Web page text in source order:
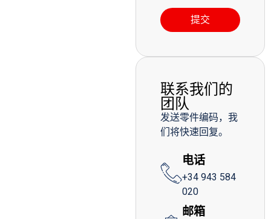
提交
联系我们的
团队
发送零件编码，我
们将快速回复。
电话
+34 943 584
020
邮箱